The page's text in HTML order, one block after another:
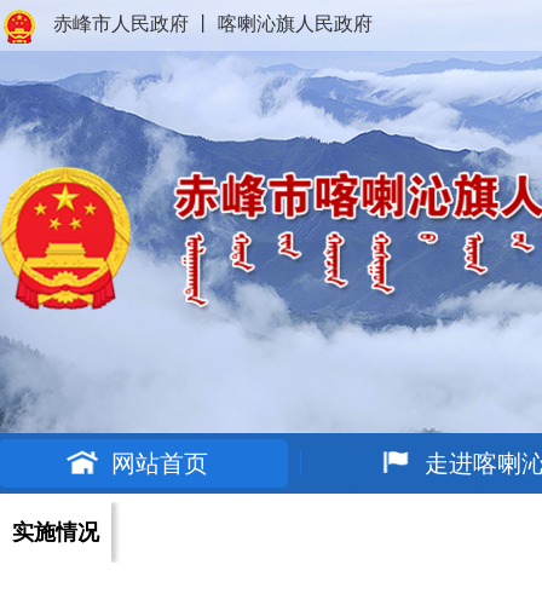
赤峰市人民政府 喀喇沁旗人民政府
网站首页 走进喀喇
实施情况